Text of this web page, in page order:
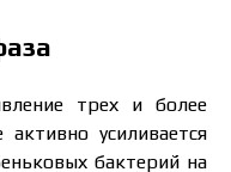
трех и более
усиливается
бактерий на